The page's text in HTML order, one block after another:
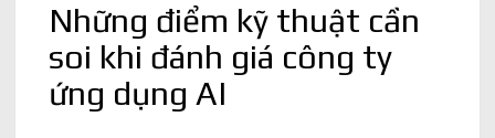
Những điểm kỹ thuật cần
soi khi đánh giá công ty
ứng dụng AI